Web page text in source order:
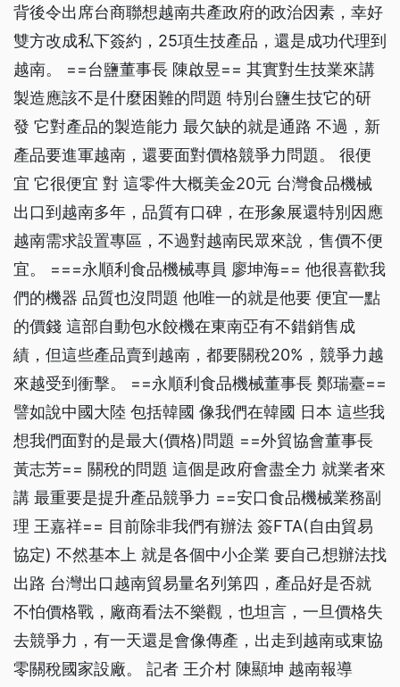
背後令出席台商聯想越南共產政府的政治因素，幸好
雙方改成私下簽約，25項生技產品，還是成功代理到
越南。 ==台鹽董事長 陳啟昱== 其實對生技業來講
製造應該不是什麼困難的問題 特別台鹽生技它的研
發 它對產品的製造能力 最欠缺的就是通路 不過，新
產品要進軍越南，還要面對價格競爭力問題。 很便
宜 它很便宜 對 這零件大概美金20元 台灣食品機械
出口到越南多年，品質有口碑，在形象展還特別因應
越南需求設置專區，不過對越南民眾來說，售價不便
宜。 ===永順利食品機械專員 廖坤海== 他很喜歡我
們的機器 品質也沒問題 他唯一的就是他要 便宜一點
的價錢 這部自動包水餃機在東南亞有不錯銷售成
績，但這些產品賣到越南，都要關稅20%，競爭力越
來越受到衝擊。 ==永順利食品機械董事長 鄭瑞臺==
譬如說中國大陸 包括韓國 像我們在韓國 日本 這些我
想我們面對的是最大(價格)問題 ==外貿協會董事長
黃志芳== 關稅的問題 這個是政府會盡全力 就業者來
講 最重要是提升產品競爭力 ==安口食品機械業務副
理 王嘉祥== 目前除非我們有辦法 簽FTA(自由貿易
協定) 不然基本上 就是各個中小企業 要自己想辦法找
出路 台灣出口越南貿易量名列第四，產品好是否就
不怕價格戰，廠商看法不樂觀，也坦言，一旦價格失
去競爭力，有一天還是會像傳產，出走到越南或東協
零關稅國家設廠。 記者 王介村 陳顯坤 越南報導